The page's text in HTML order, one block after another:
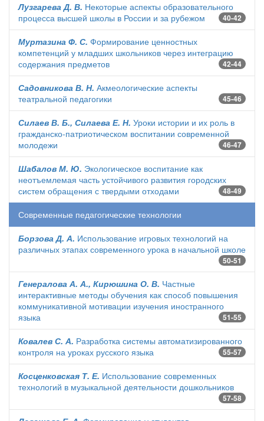
Лузгарева Д. В. Некоторые аспекты образовательного
процесса высшей школы в России и за рубежом
40-42
Муртазина Ф. С. Формирование ценностных
компетенций у младших школьников через интеграцию
содержания предметов
42-44
Садовникова В. Н. Акмеологические аспекты
театральной педагогики
45-46
Силаев В. Б., Силаева Е. Н. Уроки истории и их роль в
гражданско-патриотическом воспитании современной
молодежи
46-47
Шабалов М. Ю. Экологическое воспитание как
неотъемлемая часть устойчивого развития городских
систем обращения с твердыми отходами
48-49
Современные педагогические технологии
Борзова Д. А. Использование игровых технологий на
различных этапах современного урока в начальной школе
50-51
Генералова А. А., Кирюшина О. В. Частные
интерактивные методы обучения как способ повышения
коммуникативной мотивации изучения иностранного
языка
51-55
Ковалев С. А. Разработка системы автоматизированного
контроля на уроках русского языка
55-57
Косценковская Т. Е. Использование современных
технологий в музыкальной деятельности дошкольников
57-58